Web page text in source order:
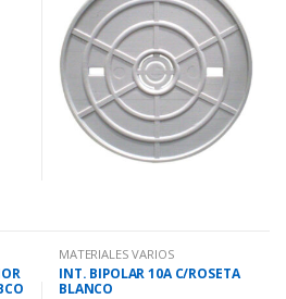
MATERIALES VARIOS
INT. BIPOLAR 10A C/ROSETA
BLANCO